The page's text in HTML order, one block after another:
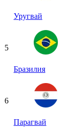
Уругвай
5
Бразилия
6
Парагвай